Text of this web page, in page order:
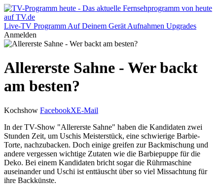
Live-TV Programm Auf Deinem Gerät Aufnahmen Upgrades
Anmelden
Allererste Sahne - Wer backt
am besten?
Kochshow FacebookXE-Mail
In der TV-Show "Allererste Sahne" haben die Kandidaten zwei
Stunden Zeit, um Uschis Meisterstück, eine schwierige Barbie-
Torte, nachzubacken. Doch einige greifen zur Backmischung und
andere vergessen wichtige Zutaten wie die Barbiepuppe für die
Deko. Bei einem Kandidaten bricht sogar die Rührmaschine
auseinander und Uschi ist enttäuscht über so viel Missachtung für
ihre Backkünste.